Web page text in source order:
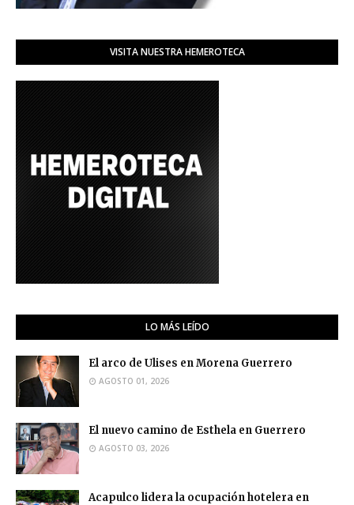
VISITA NUESTRA HEMEROTECA
LO MÁS LEÍDO
El arco de Ulises en Morena Guerrero
AGOSTO 01, 2026
El nuevo camino de Esthela en Guerrero
AGOSTO 03, 2026
Acapulco lidera la ocupación hotelera en